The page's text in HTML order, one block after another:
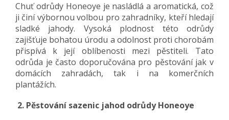
Chuť odrůdy Honeoye je nasládlá a aromatická, což
ji činí výbornou volbou pro zahradníky, kteří hledají
sladké jahody. Vysoká plodnost této odrůdy
zajišťuje bohatou úrodu a odolnost proti chorobám
přispívá k její oblíbenosti mezi pěstiteli. Tato
odrůda je často doporučována pro pěstování jak v
domácích zahradách, tak i na komerčních
plantážích.
2. Pěstování sazenic jahod odrůdy Honeoye